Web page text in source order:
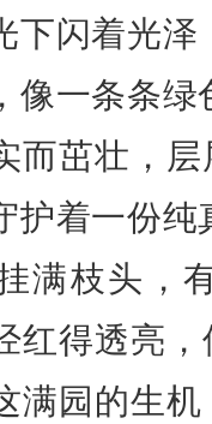
下闪着光
像一条条
而茁壮，
护着一份
满枝头，
红得透亮
满园的生